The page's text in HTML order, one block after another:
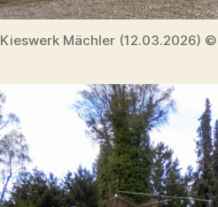
Kieswerk Mächler (12.03.2026)